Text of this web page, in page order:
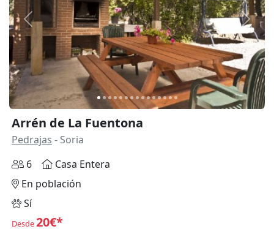
Anterior
Arrén de La Fuentona
Pedrajas - Soria
6
Casa Entera
En población
Sí
Desde20€*